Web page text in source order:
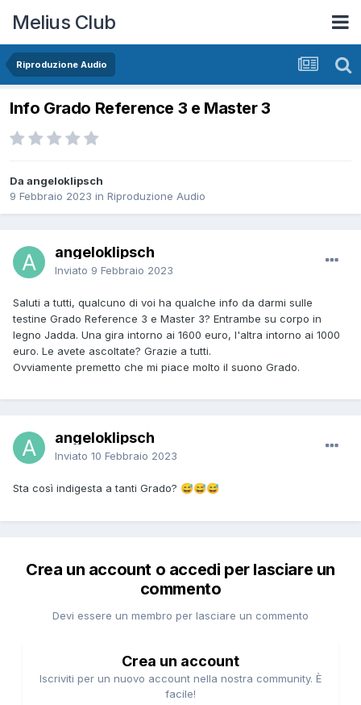
Melius Club
Riproduzione Audio
Info Grado Reference 3 e Master 3
Da angeloklipsch
9 Febbraio 2023 in Riproduzione Audio
angeloklipsch
Inviato 9 Febbraio 2023
Saluti a tutti, qualcuno di voi ha qualche info da darmi sulle
testine Grado Reference 3 e Master 3? Entrambe su corpo in
legno Jadda. Una gira intorno ai 1600 euro, l'altra intorno ai 1000
euro. Le avete ascoltate? Grazie a tutti.
Ovviamente premetto che mi piace molto il suono Grado.
angeloklipsch
Inviato 10 Febbraio 2023
Sta così indigesta a tanti Grado? 😅😅😅
Crea un account o accedi per lasciare un
commento
Devi essere un membro per lasciare un commento
Crea un account
Iscriviti per un nuovo account nella nostra community. È
facile!